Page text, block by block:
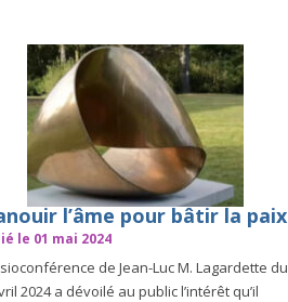
l’âme pour bâtir la paix
le 01 mai 2024
de Jean-Luc M. Lagardette du
2024 a dévoilé au public l’intérêt qu’il